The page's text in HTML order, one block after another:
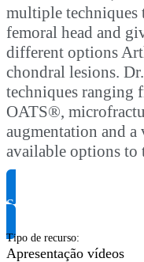
multiple techniques
femoral head and
different options
chondral lesions.
techniques ranging
OATS®,
augmentation and
available options to
Solicite informação do
Tipo de recurso:
Apresentação vídeos